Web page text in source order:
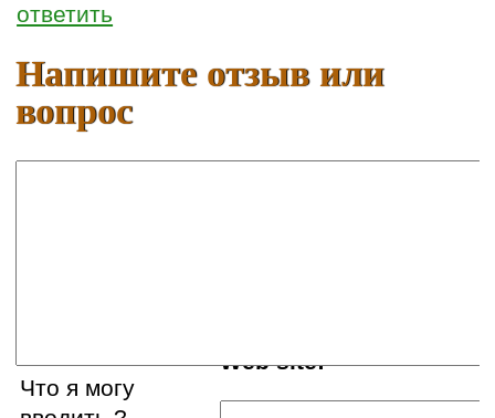
ответить
Напишите отзыв или
вопрос
Web site:
Что я могу